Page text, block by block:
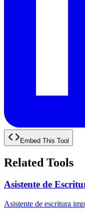
Embed This Tool
Related Tools
Asistente de
Asistente de escritura